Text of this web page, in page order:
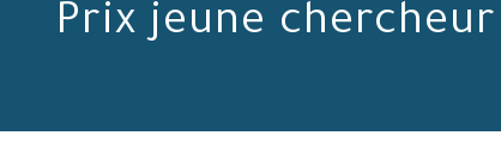
Prix jeune chercheur